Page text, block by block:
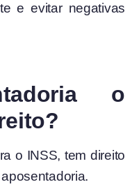
e evitar negativas
o
o INSS, tem direito